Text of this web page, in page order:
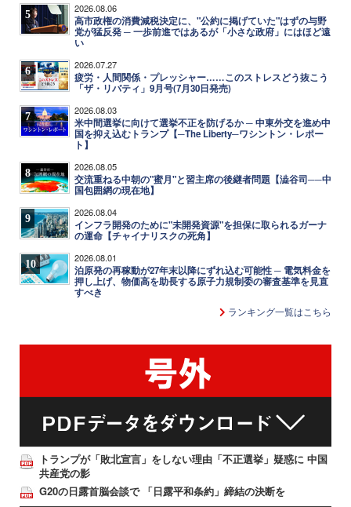
5 2026.08.06
高市政権の消費減税決定に、"公約に掲げていた"はずの与野
党が猛反発 ─ 一歩前進ではあるが「小さな政府」にはほど遠
い
6 2026.07.27
疲労・人間関係・プレッシャー……このストレスどう抜こう
「ザ・リバティ」9月号(7月30日発売)
7 2026.08.03
米中間選挙に向けて選挙不正を防げるか ─ 中東外交を進め中
国を抑え込むトランプ【─The Liberty─ワシントン・レポー
ト】
8 2026.08.05
交流重ねる中朝の"蜜月"と習主席の後継者問題【澁谷司──中
国包囲網の現在地】
9 2026.08.04
インフラ開発のために"未開発資源"を担保に取られるガーナ
の運命【チャイナリスクの死角】
10 2026.08.01
泊原発の再稼動が27年末以降にずれ込む可能性 ─ 電気料金を
押し上げ、物価高を助長する原子力規制委の審査基準を見直
すべき
ランキング一覧はこちら
トランプが「敗北宣言」をしない理由「不正選挙」疑惑に 中国
共産党の影
G20の日露首脳会談で 「日露平和条約」締結の決断を